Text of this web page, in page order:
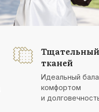
тканей
Идеальный
комфортом
и